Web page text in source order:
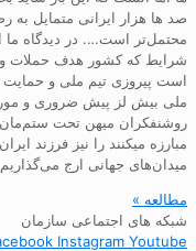
صد ها هزار ایرانی متمایل به
محتمل‌تر است…. در دیدگاه ما
شرایط که کشور هدف حملات و
است پیروزی تیم ملی و حمایت
ملی بیش لز پیش ضروری و
روشنفکران میهن تحت ستم‌مان
مبارزه میکنند را نیز فرزند
میدان‌های جهانی ارج
مطالعه »
شبکه های اجتماعی سازمان
Instagram Youtube